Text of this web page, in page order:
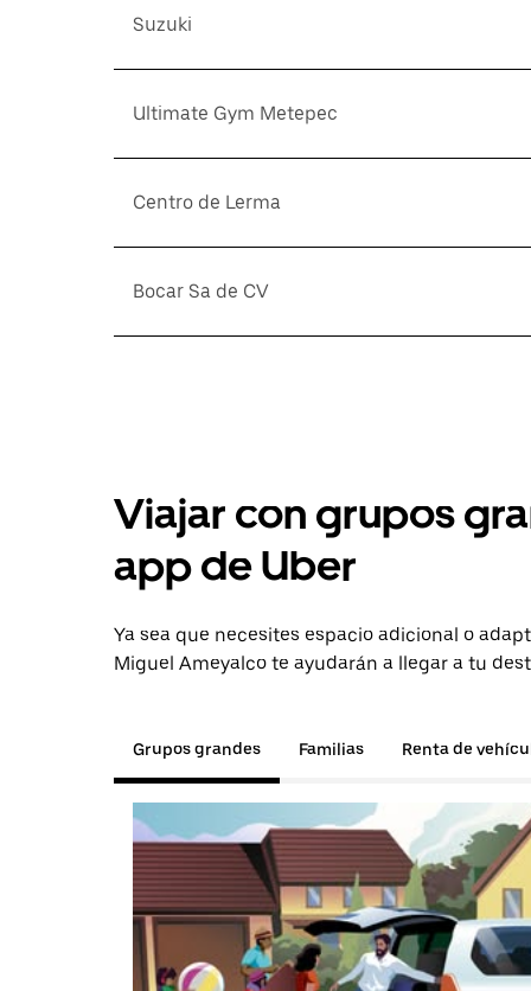
Suzuki
Ultimate Gym Metepec
Centro de Lerma
Bocar Sa de CV
Viajar con grupos
app de Uber
Ya sea que necesites espacio adicional o
Miguel Ameyalco te ayudarán a llegar a tu
Grupos grandes Familias Renta de